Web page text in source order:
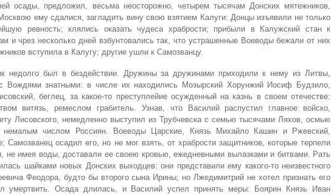
осады, предложил, весьма неосторожно, четырем тысячам Донских мятежников,
ему сдалися, загладить вину свою взятием Калуги: Донцы изъявили не только
ревность; клялись оказать чудеса храбрости; прибыли в Калужский стан к
и чрез несколько дней взбунтовались так, что устрашенные Воеводы бежали от них
вступила в Калугу; другие ушли к Самозванцу.
недолго был в бездействии. Дружины за дружинами приходили к нему из Литвы,
Вождями знатными: в числе их находились Мозырский Хорунжий Иосиф Будзило,
беглец, за какое-то преступлейие осужденный на казнь в своем отечестве:
витязь, ремеслом грабитель. Узнав, что Василий распустил главное войско,
Лисовского, немедленно выступил из Трубчевска с семью тысячами Ляхов, осмью
немалым числом Россиян. Воеводы Царские, Князь Михайло Кашин и Ржевский,
Самозванец осадил его, но не мог взять, от храбрости защитников, которые терпели
не имея воды, доставали ее своею кровью, ежедневными вылазками и битвами. Рать
шайками новых Донских выходцев: они представили ему какого-то неизвестного
Феодора, будто бы второго сына Ирины; но Лжедимитрий не хотел признать его
умертвить. Осада длилась, и Василий успел принять меры: Боярин Князь Иван